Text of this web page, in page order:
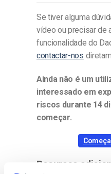
Se tiver alguma
vídeo ou precisar de
funcionalidade do
contactar-nos
Ainda não é um
interessado em
riscos durante 14
começar.
Recursos